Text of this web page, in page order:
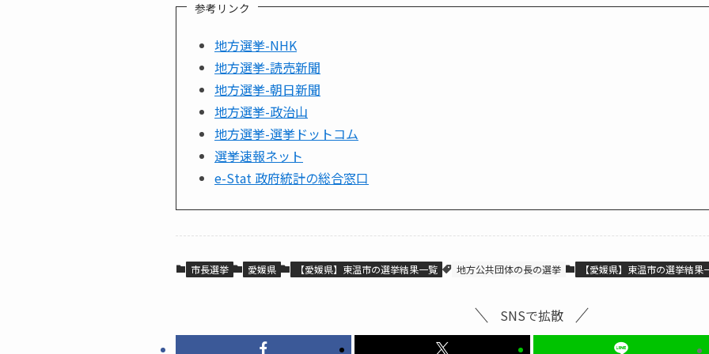
参考リンク
地方選挙-NHK
地方選挙-読売新聞
地方選挙-朝日新聞
地方選挙-政治山
地方選挙-選挙ドットコム
選挙速報ネット
e-Stat 政府統計の総合窓口
市長選挙 愛媛県 【愛媛県】東温市の選挙結果一覧 地方公共団体の長の選挙 【愛媛県】東温市の選挙結果
SNSで拡散